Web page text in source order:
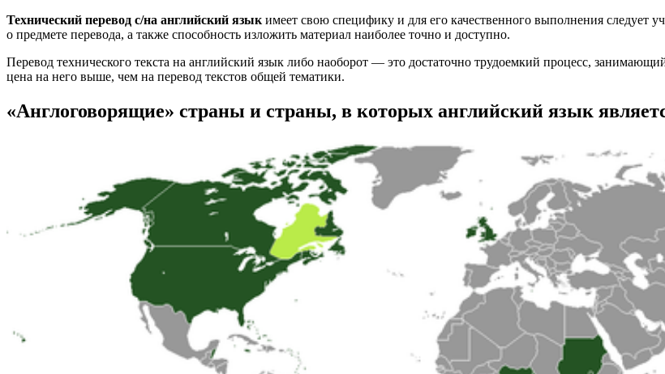
Технический перевод с/на английский язык имеет свою специфику и для его качественного выполнения следует
о предмете перевода, а также способность изложить материал наиболее точно и доступно.
Перевод технического текста на английский язык либо наоборот — это достаточно трудоемкий процесс,
цена на него выше, чем на перевод текстов общей тематики.
«Англоговорящие» страны и страны, в которых английский язык